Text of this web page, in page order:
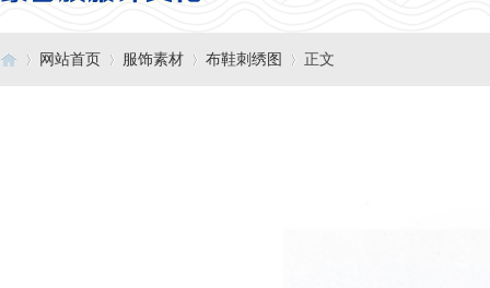
网站首页 服饰素材 布鞋刺绣图 正文